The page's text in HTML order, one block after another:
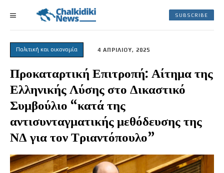
SUBSCRIBE
Πολιτική και οικονομία 4 ΑΠΡΙΛΙΟΥ, 2025
Προκαταρτική Επιτροπή: Αίτημα της
Ελληνικής Λύσης στο Δικαστικό
Συμβούλιο “κατά της
αντισυνταγματικής μεθόδευσης της
ΝΔ για τον Τριαντόπουλο”